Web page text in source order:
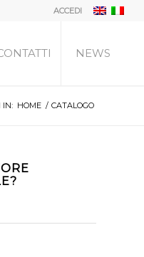
ACCEDI
NEWS
IN: HOME / CATALOGO